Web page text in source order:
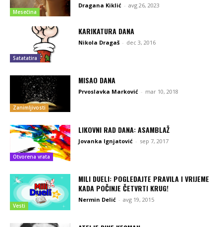
Mesečina
Dragana Kiklić - avg 26, 2023
Satatatira
KARIKATURA DANA
Nikola Dragaš - dec 3, 2016
Zanimljivosti
MISAO DANA
Prvoslavka Marković - mar 10, 2018
Otvorena vrata
LIKOVNI RAD DANA: ASAMBLAŽ
Jovanka Ignjatović - sep 7, 2017
Vesti
MILI DUELI: POGLEDAJTE PRAVILA I VRIJEME
KADA POČINJE ČETVRTI KRUG!
Nermin Delić - avg 19, 2015